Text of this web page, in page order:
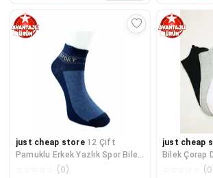
just cheap store 12 Çift
Pamuklu Erkek Yazlık Spor Bilek
Çorap Siyah Gri Lacivert
(0)
just cheap
Bilek Çorap
Yumuşak (0